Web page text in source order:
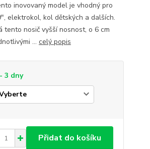
inovovaný model je vhodný pro
elektrokol, kol dětských a dalších.
tento nosič vyšší nosnost, o 6 cm
... celý popis
3 dny
Přidat do košíku